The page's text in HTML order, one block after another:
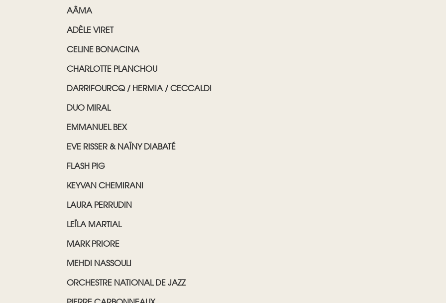
AÂMA
ADÈLE VIRET
CELINE BONACINA
CHARLOTTE PLANCHOU
DARRIFOURCQ / HERMIA / CECCALDI
DUO MIRAL
EMMANUEL BEX
EVE RISSER & NAÏNY DIABATÉ
FLASH PIG
KEYVAN CHEMIRANI
LAURA PERRUDIN
LEÏLA MARTIAL
MARK PRIORE
MEHDI NASSOULI
ORCHESTRE NATIONAL DE JAZZ